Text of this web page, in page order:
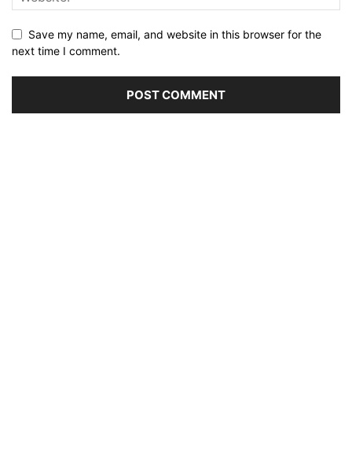
Save my name, email, and website in this browser for the
next time I comment.